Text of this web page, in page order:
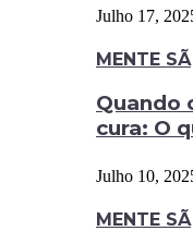
Julho 17,
MENTE SÃ
Quando
cura: O
Julho 10,
MENTE SÃ